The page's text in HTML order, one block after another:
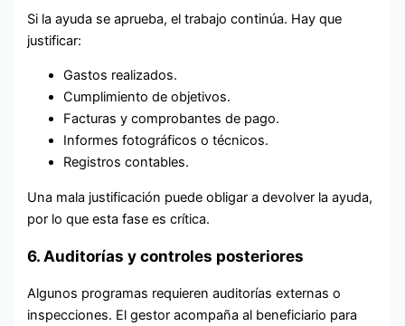
Si la ayuda se aprueba, el trabajo continúa. Hay que
justificar:
Gastos realizados.
Cumplimiento de objetivos.
Facturas y comprobantes de pago.
Informes fotográficos o técnicos.
Registros contables.
Una mala justificación puede obligar a devolver la ayuda,
por lo que esta fase es crítica.
6. Auditorías y controles posteriores
Algunos programas requieren auditorías externas o
inspecciones. El gestor acompaña al beneficiario para